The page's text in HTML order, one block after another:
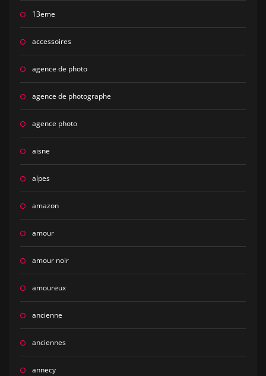
13eme
accessoires
agence de photo
agence de photographe
agence photo
aisne
alpes
amazon
amour
amour noir
amoureux
ancienne
anciennes
annecy